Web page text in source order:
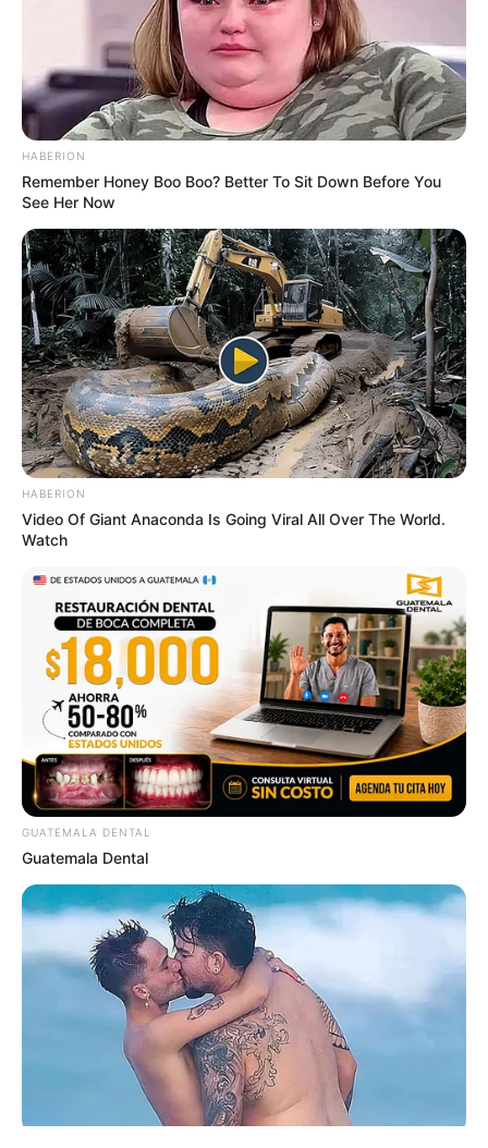
TAGS
ΕΥΒΟΙΑ
ΠΛΑΣΜΑΤΑ
ΤΑΥΤΟΤΗΤΑ ΚΑΙ ΕΠΙΚΟΙΝΩΝΙΑ
© 2025 EVIANEWS του Γιώργου Κουτσελίνη
HABERION
Remember Honey Boo Boo? Better To Sit Down Before You
See Her Now
HABERION
Video Of Giant Anaconda Is Going Viral All Over The World.
Watch
GUATEMALA DENTAL
Guatemala Dental